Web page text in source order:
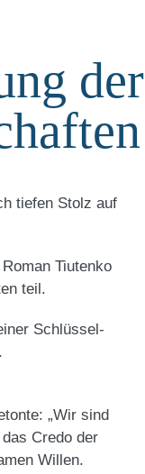
der
tiefen Stolz auf
Tiutenko
teil.
Schlüssel­
„Wir sind
Credo der
Willen.